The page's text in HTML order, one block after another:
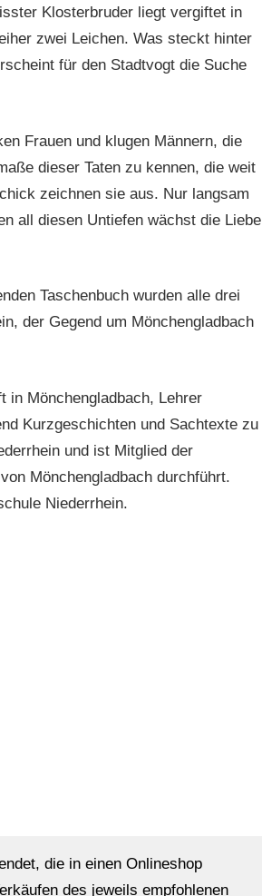
Klosterbruder liegt vergiftet in
zwei Leichen. Was steckt hinter
für den Stadtvogt die Suche
Frauen und klugen Männern, die
dieser Taten zu kennen, die weit
zeichnen sie aus. Nur langsam
all diesen Untiefen wächst die Liebe
Taschenbuch wurden alle drei
der Gegend um Mönchengladbach
in Mönchengladbach, Lehrer
Kurzgeschichten und Sachtexte zu
und ist Mitglied der
Mönchengladbach durchführt.
Niederrhein.
die in einen Onlineshop
des jeweils empfohlenen